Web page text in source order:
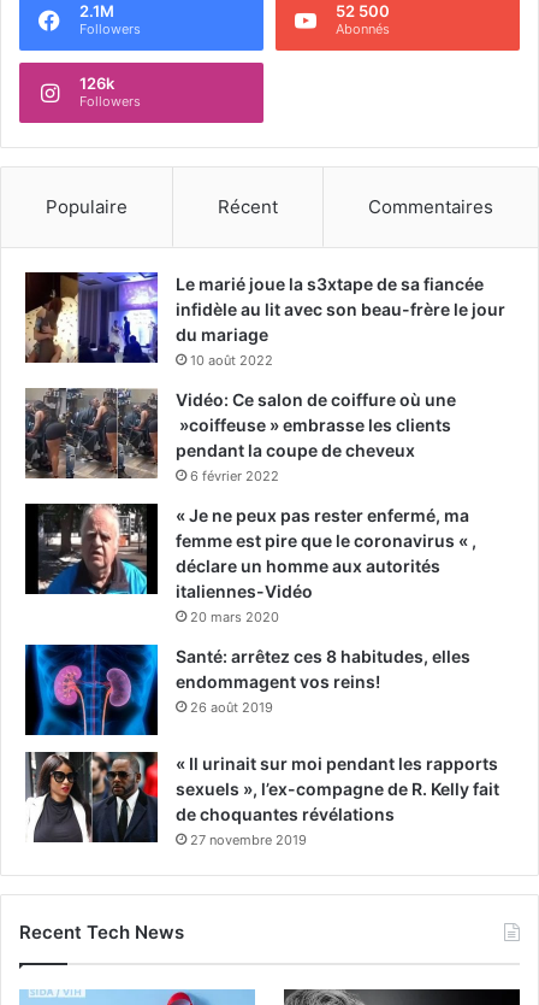
2.1M
Followers
52 500
Abonnés
126k
Followers
Populaire Récent Commentaires
Le marié joue la s3xtape de sa fiancée
infidèle au lit avec son beau-frère le jour
du mariage
10 août 2022
Vidéo: Ce salon de coiffure où une
»coiffeuse » embrasse les clients
pendant la coupe de cheveux
6 février 2022
« Je ne peux pas rester enfermé, ma
femme est pire que le coronavirus « ,
déclare un homme aux autorités
italiennes-Vidéo
20 mars 2020
Santé: arrêtez ces 8 habitudes, elles
endommagent vos reins!
26 août 2019
« Il urinait sur moi pendant les rapports
sexuels », l’ex-compagne de R. Kelly fait
de choquantes révélations
27 novembre 2019
Recent Tech News